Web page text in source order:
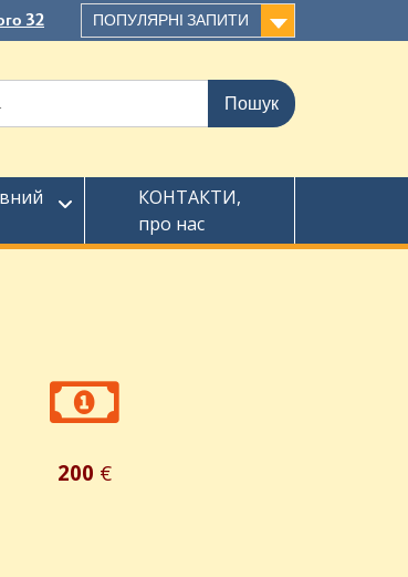
32 ПОПУЛЯРНІ ЗАПИТИ
КОНТАКТИ,
про нас
200 €